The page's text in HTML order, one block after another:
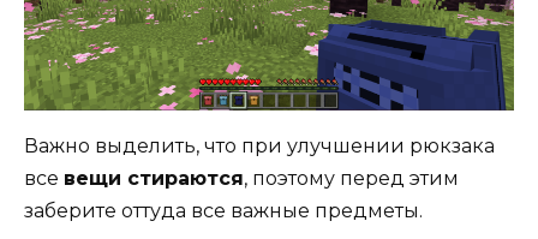
Важно выделить, что при улучшении рюкзака
все вещи стираются, поэтому перед этим
заберите оттуда все важные предметы.